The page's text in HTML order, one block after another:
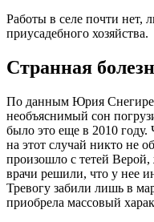
Работы в селе почти нет,
приусадебного хозяйства.
Странная
По данным Юрия
необъяснимый сон
было это еще в 2010 году.
на этот случай никто не
произошло с тетей
врачи решили, что у нее
Тревогу забили лишь в
приобрела массовый